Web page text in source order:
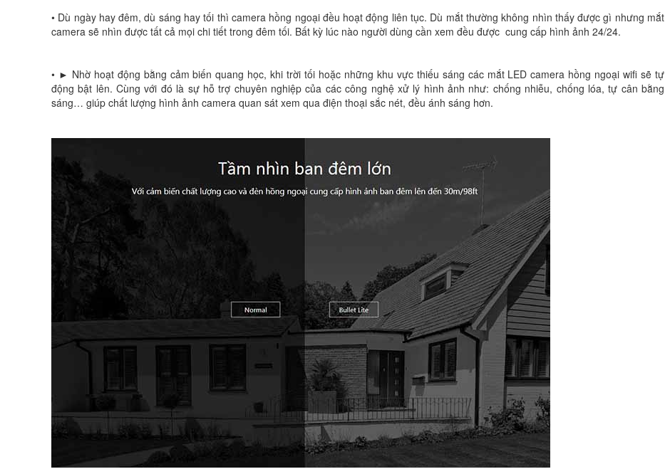
• Dù ngày hay đêm, dù sáng hay tối thì camera hồng ngoại đều hoạt động liên tục. Dù mắt thường không nhìn thấy được gì nhưng mắt
camera sẽ nhìn được tất cả mọi chi tiết trong đêm tối. Bất kỳ lúc nào người dùng cần xem đều được cung cấp hình ảnh 24/24.
• ► Nhờ hoạt động bằng cảm biến quang học, khi trời tối hoặc những khu vực thiếu sáng các mắt LED camera hồng ngoại wifi sẽ tự
động bật lên. Cùng với đó là sự hỗ trợ chuyên nghiệp của các công nghệ xử lý hình ảnh như: chống nhiễu, chống lóa, tự cân bằng
sáng… giúp chất lượng hình ảnh camera quan sát xem qua điện thoại sắc nét, đều ánh sáng hơn.